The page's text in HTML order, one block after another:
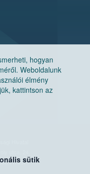
hogyan
Weboldalunk
élmény
kattintson az
sütik
Hivatal
Pf. 30.